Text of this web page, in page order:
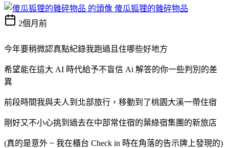
傻瓜狐狸的雜碎物品
2個月前
今年要稍微認真點紀錄我跑過且住哪些好地方
希望能在這大 AI 時代給予不盲信 Ai 解答的你一些判別的差
異
前段時間我與夫人到北部旅行，移動到了桃園大溪一帶住宿
剛好又不小心挑到過去在中部常住宿的葉綠宿集團的新旅店
(真的是意外 ~ 我在櫃台 Check in 時在角落的告示牌上發現的)